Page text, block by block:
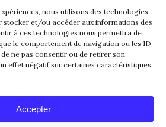
nous utilisons des technologies
stocker et/ou accéder aux informations des
à ces technologies nous permettra de
le comportement de navigation ou les ID
ne pas consentir ou de retirer son
effet négatif sur certaines caractéristiques
Accepter